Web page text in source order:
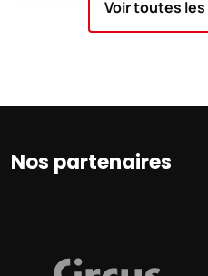
Voir toutes
Nos partenaires